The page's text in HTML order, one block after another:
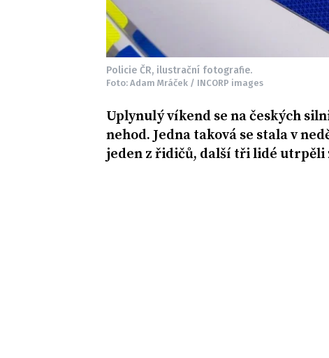
Policie ČR, ilustrační fotografie.
Foto: Adam Mráček / INCORP images
Uplynulý víkend se na českých
nehod. Jedna taková se stala v
jeden z řidičů, další tři lidé utrpěli